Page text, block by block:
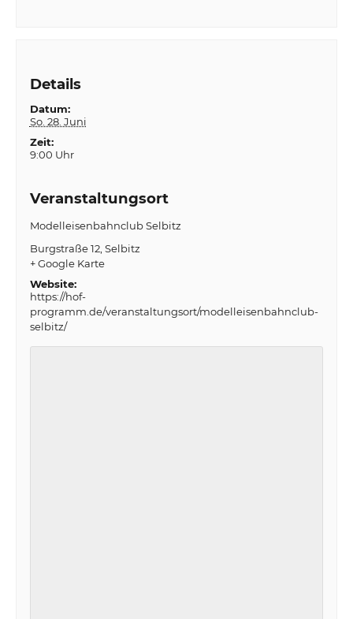
Details
Datum:
So. 28. Juni
Zeit:
9:00 Uhr
Veranstaltungsort
Modelleisenbahnclub Selbitz
Burgstraße 12 Selbitz
+ Google Karte
Website:
https://hof-
programm.de/veranstaltungsort/modelleisenbahnclub-
selbitz/